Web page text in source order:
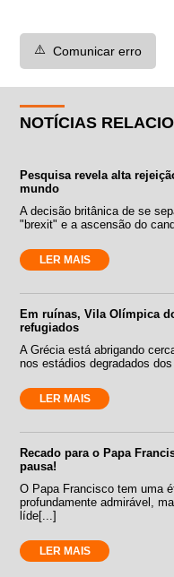
⚠️ Comunicar erro
NOTÍCIAS
Pesquisa revela alta
mundo
A decisão britânica de se
"brexit" e a ascensão do
LER MAIS
Em ruínas, Vila Olímpica
refugiados
A Grécia está abrigando
nos estádios degradados
LER MAIS
Recado para o Papa
pausa!
O Papa Francisco tem uma
profundamente admirável,
líde[...]
LER MAIS